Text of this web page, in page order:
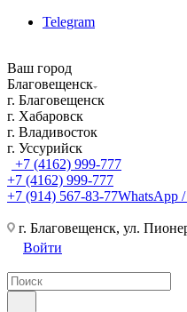
Telegram
Ваш город
Благовещенск
г. Благовещенск
г. Хабаровск
г. Владивосток
г. Уссурийск
+7 (4162) 999-777
+7 (4162) 999-777
+7 (914) 567-83-77WhatsApp
г. Благовещенск, ул.
Войти